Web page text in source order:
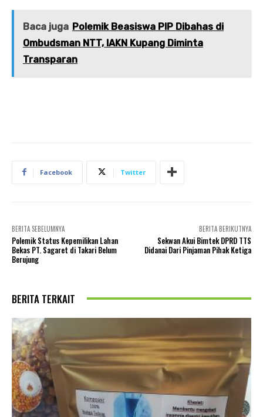
Baca juga Polemik Beasiswa PIP Dibahas di
Ombudsman NTT, IAKN Kupang Diminta
Transparan
Facebook Twitter
BERITA SEBELUMNYA
Polemik Status Kepemilikan Lahan
Bekas PT. Sagaret di Takari Belum
Berujung
BERITA BERIKUTNYA
Sekwan Akui Bimtek DPRD TTS
Didanai Dari Pinjaman Pihak Ketiga
BERITA TERKAIT